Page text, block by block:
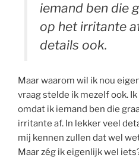
iemand ben die
op het irritante
details ook.
Maar waarom wil ik nou
vraag stelde ik mezelf ook.
omdat ik iemand ben die
irritante af. In lekker veel
mij kennen zullen dat wel
Maar zég ik eigenlijk wel